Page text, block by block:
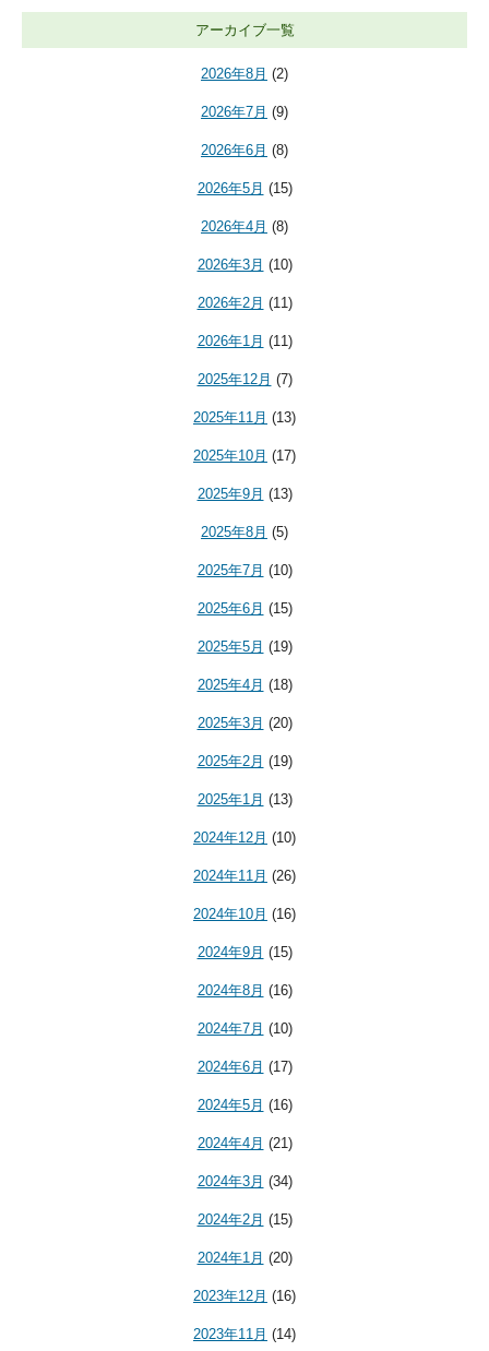
アーカイブ一覧
2026年8月 (2)
2026年7月 (9)
2026年6月 (8)
2026年5月 (15)
2026年4月 (8)
2026年3月 (10)
2026年2月 (11)
2026年1月 (11)
2025年12月 (7)
2025年11月 (13)
2025年10月 (17)
2025年9月 (13)
2025年8月 (5)
2025年7月 (10)
2025年6月 (15)
2025年5月 (19)
2025年4月 (18)
2025年3月 (20)
2025年2月 (19)
2025年1月 (13)
2024年12月 (10)
2024年11月 (26)
2024年10月 (16)
2024年9月 (15)
2024年8月 (16)
2024年7月 (10)
2024年6月 (17)
2024年5月 (16)
2024年4月 (21)
2024年3月 (34)
2024年2月 (15)
2024年1月 (20)
2023年12月 (16)
2023年11月 (14)